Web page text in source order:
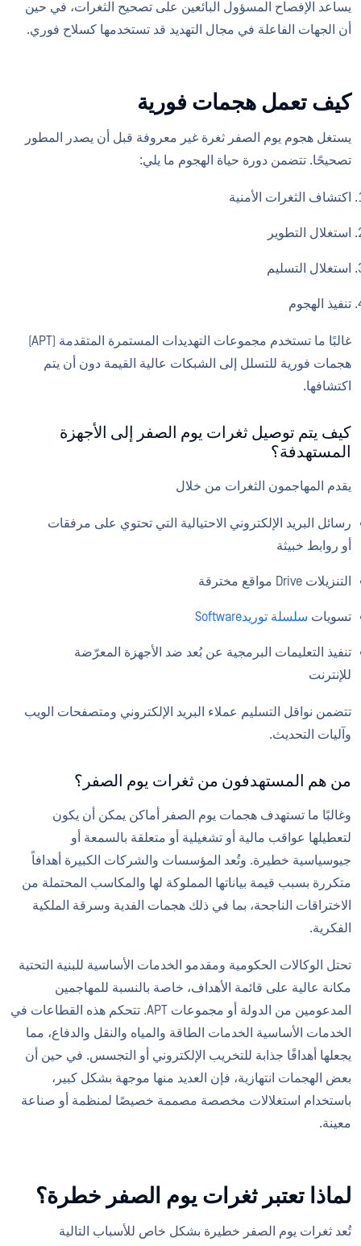
يساعد الإفصاح المسؤول البائعين على تصحيح الثغرات، في حين
أن الجهات الفاعلة في مجال التهديد قد تستخدمها كسلاح فوري.
كيف تعمل هجمات فورية
يستغل هجوم يوم الصفر ثغرة غير معروفة قبل أن يصدر المطور
تصحيحًا. تتضمن دورة حياة الهجوم ما يلي:
اكتشاف الثغرات الأمنية
استغلال التطوير
استغلال التسليم
تنفيذ الهجوم
غالبًا ما تستخدم مجموعات التهديدات المستمرة المتقدمة (APT)
هجمات فورية للتسلل إلى الشبكات عالية القيمة دون أن يتم
اكتشافها.
كيف يتم توصيل ثغرات يوم الصفر إلى الأجهزة
المستهدفة؟
يقدم المهاجمون الثغرات من خلال
رسائل البريد الإلكتروني الاحتيالية التي تحتوي على مرفقات
أو روابط خبيثة
التنزيلات Drive مواقع مخترقة
تسويات سلسلة توريدSoftware
تنفيذ التعليمات البرمجية عن بُعد ضد الأجهزة المعرّضة
للإنترنت
تتضمن نواقل التسليم عملاء البريد الإلكتروني ومتصفحات الويب
وآليات التحديث.
من هم المستهدفون من ثغرات يوم الصفر؟
وغالبًا ما تستهدف هجمات يوم الصفر أماكن يمكن أن يكون
لتعطيلها عواقب مالية أو تشغيلية أو متعلقة بالسمعة أو
جيوسياسية خطيرة. وتُعد المؤسسات والشركات الكبيرة أهدافاً
متكررة بسبب قيمة بياناتها المملوكة لها والمكاسب المحتملة من
الاختراقات الناجحة، بما في ذلك هجمات الفدية وسرقة الملكية
الفكرية.
تحتل الوكالات الحكومية ومقدمو الخدمات الأساسية للبنية التحتية
مكانة عالية على قائمة الأهداف، خاصة بالنسبة للمهاجمين
المدعومين من الدولة أو مجموعات APT. تتحكم هذه القطاعات في
الخدمات الأساسية الخدمات الطاقة والمياه والنقل والدفاع، مما
يجعلها أهدافًا جذابة للتخريب الإلكتروني أو التجسس. في حين أن
بعض الهجمات انتهازية، فإن العديد منها موجهة بشكل كبير،
باستخدام استغلالات مخصصة مصممة خصيصًا لمنظمة أو صناعة
معينة.
لماذا تعتبر ثغرات يوم الصفر خطرة؟
تُعد ثغرات يوم الصفر خطيرة بشكل خاص للأسباب التالية